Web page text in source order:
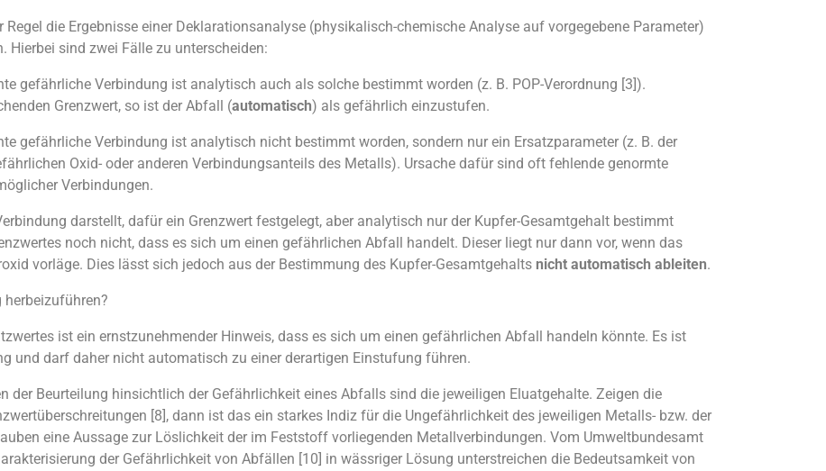
die Ergebnisse einer Deklarationsanalyse (physikalisch-chemische Analyse auf vorgegebene Parameter)
Hierbei sind zwei Fälle zu unterscheiden:
gefährliche Verbindung ist analytisch auch als solche bestimmt worden (z. B. POP-Verordnung [3]).
Grenzwert, so ist der Abfall (automatisch) als gefährlich einzustufen.
gefährliche Verbindung ist analytisch nicht bestimmt worden, sondern nur ein Ersatzparameter (z. B. der
Oxid- oder anderen Verbindungsanteils des Metalls). Ursache dafür sind oft fehlende genormte
Verbindungen.
darstellt, dafür ein Grenzwert festgelegt, aber analytisch nur der Kupfer-Gesamtgehalt bestimmt
noch nicht, dass es sich um einen gefährlichen Abfall handelt. Dieser liegt nur dann vor, wenn das
vorläge. Dies lässt sich jedoch aus der Bestimmung des Kupfer-Gesamtgehalts nicht automatisch ableiten.
ist ein ernstzunehmender Hinweis, dass es sich um einen gefährlichen Abfall handeln könnte. Es ist
und darf daher nicht automatisch zu einer derartigen Einstufung führen.
der Beurteilung hinsichtlich der Gefährlichkeit eines Abfalls sind die jeweiligen Eluatgehalte. Zeigen die
[8], dann ist das ein starkes Indiz für die Ungefährlichkeit des jeweiligen Metalls- bzw. der
eine Aussage zur Löslichkeit der im Feststoff vorliegenden Metallverbindungen. Vom Umweltbundesamt
der Gefährlichkeit von Abfällen [10] in wässriger Lösung unterstreichen die Bedeutsamkeit von